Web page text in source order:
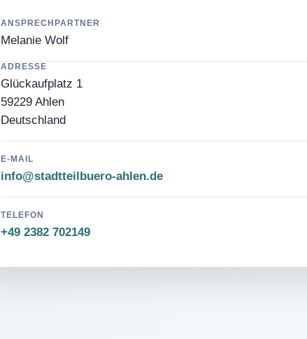
ANSPRECHPARTNER
Melanie Wolf
ADRESSE
Glückaufplatz 1
59229 Ahlen
Deutschland
E-MAIL
info@stadtteilbuero-ahlen.de
TELEFON
+49 2382 702149